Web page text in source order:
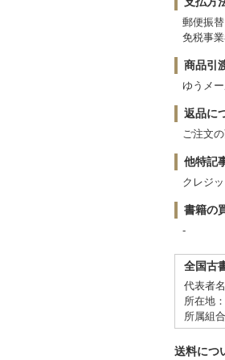
郵便振
免税事
商品引
ゆうメ
返品に
ご注文
他特記
クレジ
書籍の
-
全国古
代表者
所在地
所属組
送料につ